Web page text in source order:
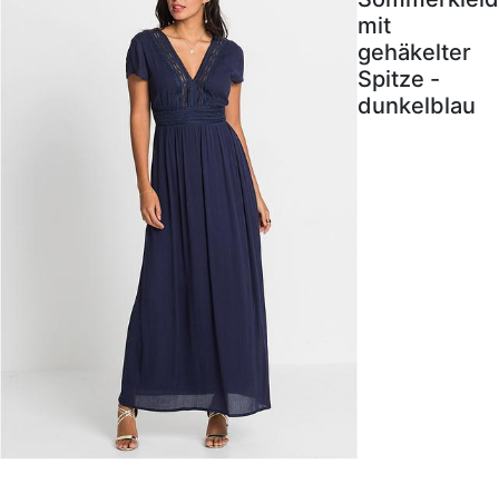
mit
gehäkelter
Spitze -
dunkelblau